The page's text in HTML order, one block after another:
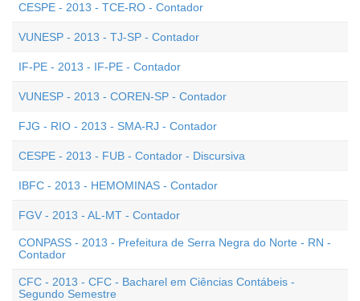
CESPE - 2013 - TCE-RO - Contador
VUNESP - 2013 - TJ-SP - Contador
IF-PE - 2013 - IF-PE - Contador
VUNESP - 2013 - COREN-SP - Contador
FJG - RIO - 2013 - SMA-RJ - Contador
CESPE - 2013 - FUB - Contador - Discursiva
IBFC - 2013 - HEMOMINAS - Contador
FGV - 2013 - AL-MT - Contador
CONPASS - 2013 - Prefeitura de Serra Negra do Norte - RN -
Contador
CFC - 2013 - CFC - Bacharel em Ciências Contábeis -
Segundo Semestre